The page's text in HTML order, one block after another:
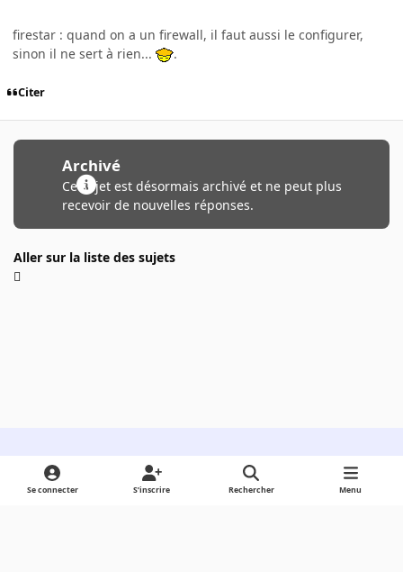
firestar : quand on a un firewall, il faut aussi le configurer,
sinon il ne sert à rien...
.
Citer
Archivé
Ce sujet est désormais archivé et ne peut plus
recevoir de nouvelles réponses.
Aller sur la liste des sujets
Light ModeDark ModeSystem Preference
Se connecter S’inscrire Rechercher Menu